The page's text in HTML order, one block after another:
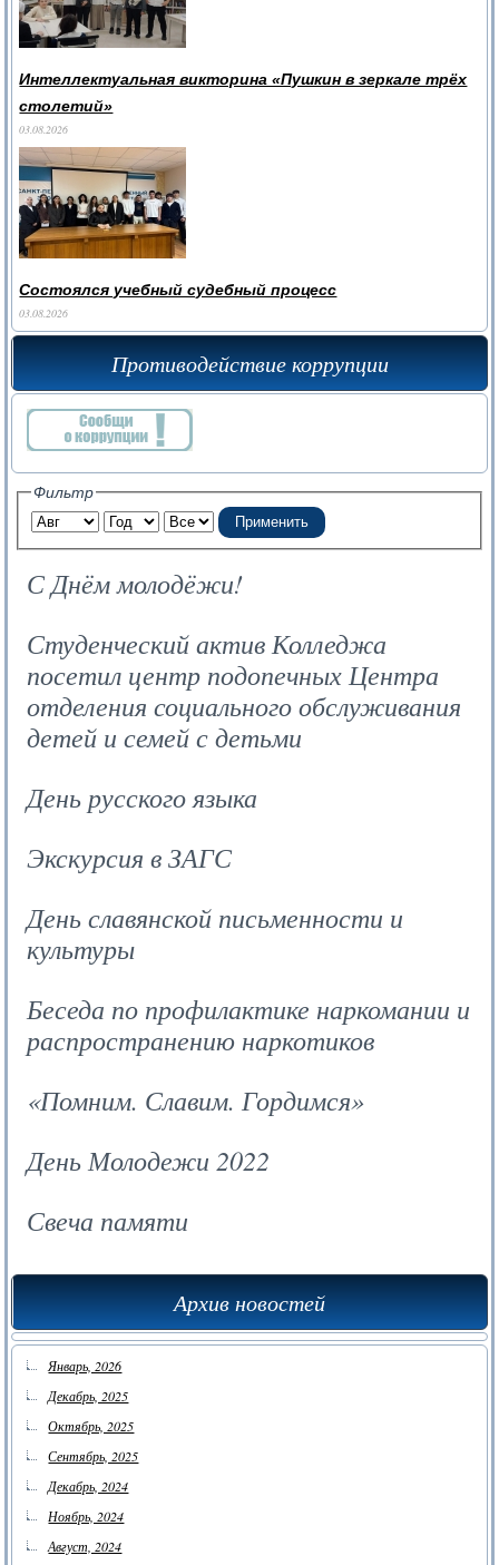
Интеллектуальная викторина «Пушкин в зеркале трёх
столетий»
03.08.2026
Состоялся учебный судебный процесс
03.08.2026
Противодействие коррупции
Фильтр
Применить
С Днём молодёжи!
Студенческий актив Колледжа
посетил центр подопечных Центра
отделения социального обслуживания
детей и семей с детьми
День русского языка
Экскурсия в ЗАГС
День славянской письменности и
культуры
Беседа по профилактике наркомании и
распространению наркотиков
«Помним. Славим. Гордимся»
День Молодежи 2022
Свеча памяти
Архив новостей
Январь, 2026
Декабрь, 2025
Октябрь, 2025
Сентябрь, 2025
Декабрь, 2024
Ноябрь, 2024
Август, 2024